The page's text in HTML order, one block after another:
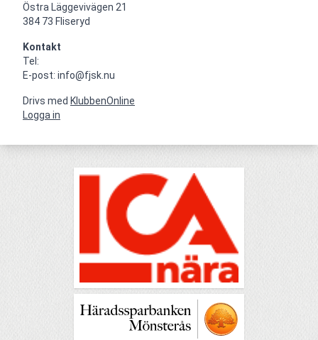
Östra Läggevivägen 21
384 73 Fliseryd
Kontakt
Tel:
E-post: info@fjsk.nu
Drivs med KlubbenOnline
Logga in